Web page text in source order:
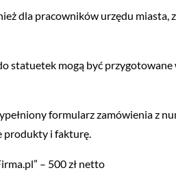
dla pracowników urzędu miasta,
statuetek mogą być
formularz zamówienia z
produkty i fakturę.
– 500 zł netto